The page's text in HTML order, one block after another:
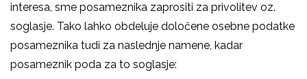
interesa, sme posameznika zaprositi za privolitev oz.
soglasje. Tako lahko obdeluje določene osebne podatke
posameznika tudi za naslednje namene, kadar
posameznik poda za to soglasje: